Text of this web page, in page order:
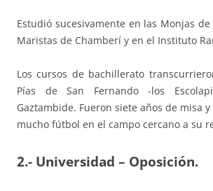
Estudió sucesivamente en las Monjas
Maristas de Chamberí y en el Instituto
Los cursos de bachillerato
Pías de San Fernando -los
Gaztambide. Fueron siete años de misa
mucho fútbol en el campo cercano a su
2.- Universidad – Oposición.